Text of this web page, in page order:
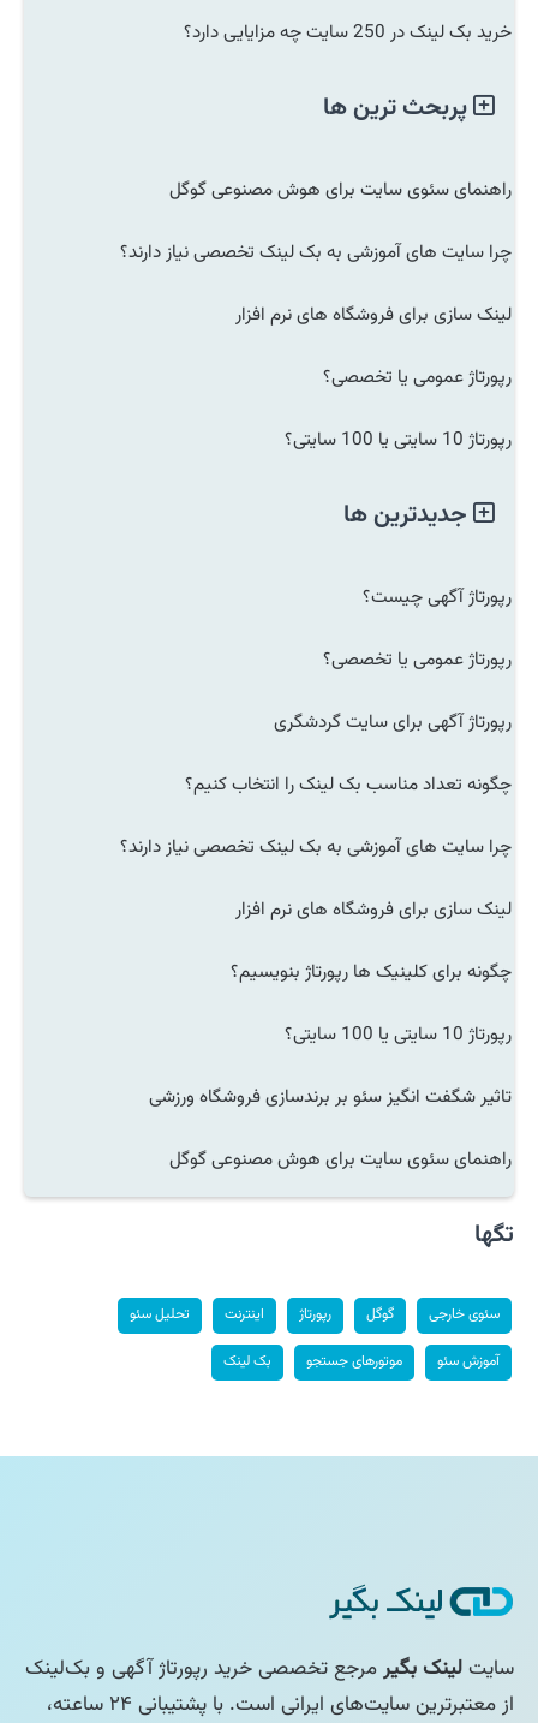
خرید بک لینک در 250 سایت چه مزایایی دارد؟
پربحث ترین ها
راهنمای سئوی سایت برای هوش مصنوعی گوگل
چرا سایت های آموزشی به بک لینک تخصصی نیاز دارند؟
لینک سازی برای فروشگاه های نرم افزار
رپورتاژ عمومی یا تخصصی؟
رپورتاژ 10 سایتی یا 100 سایتی؟
جدیدترین ها
رپورتاژ آگهی چیست؟
رپورتاژ عمومی یا تخصصی؟
رپورتاژ آگهی برای سایت گردشگری
چگونه تعداد مناسب بک لینک را انتخاب کنیم؟
چرا سایت های آموزشی به بک لینک تخصصی نیاز دارند؟
لینک سازی برای فروشگاه های نرم افزار
چگونه برای کلینیک ها رپورتاژ بنویسیم؟
رپورتاژ 10 سایتی یا 100 سایتی؟
تاثیر شگفت انگیز سئو بر برندسازی فروشگاه ورزشی
راهنمای سئوی سایت برای هوش مصنوعی گوگل
تگها
سئوی خارجی گوگل رپورتاژ اینترنت تحلیل سئو
آموزش سئو موتورهای جستجو بک لینک
سایتلینک بگیرمرجع تخصصی خرید رپورتاژ آگهی و بک‌لینک
از معتبرترین سایت‌های ایرانی است. با پشتیبانی ۲۴ ساعته،